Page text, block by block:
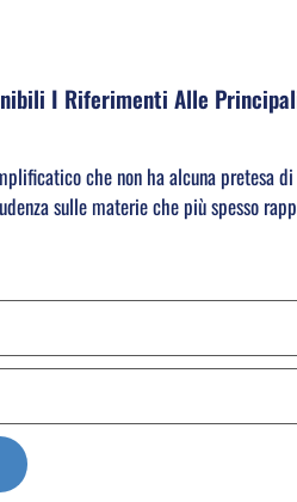
I Riferimenti Alle
che non ha alcuna pretesa
sulle materie che più spesso